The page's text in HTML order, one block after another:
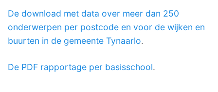
De download met data over meer dan 250
onderwerpen per postcode en voor de wijken en
buurten in de gemeente Tynaarlo.
De PDF rapportage per basisschool.